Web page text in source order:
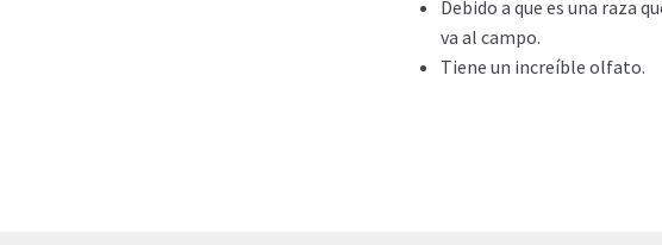
Debido a que es una raza
va al campo.
Tiene un increíble olfato.